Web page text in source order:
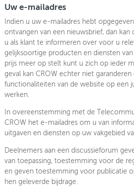
Uw e-mailadres
Indien u uw e-mailadres hebt
ontvangen van een nieuwsbrief, dan
u als klant te informeren over voor u
gelijksoortige producten en diensten van
prijs meer op stelt kunt u zich op ieder
geval kan CROW echter niet garanderen
functionaliteiten van de website op een
werken.
In overeenstemming met de
CROW het e-mailadres om u van
uitgaven en diensten op uw vakgebied
Deelnemers aan een discussieforum
van toepassing, toestemming voor de
en geven toestemming voor publicatie
hen geleverde bijdrage.